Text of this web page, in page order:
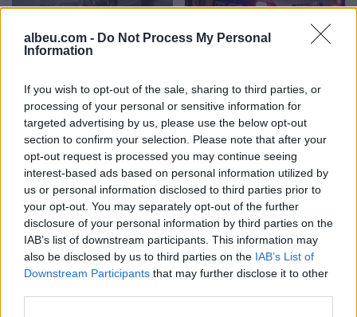
albeu.com - Do Not Process My Personal
Information
If you wish to opt-out of the sale, sharing to third parties, or
processing of your personal or sensitive information for
targeted advertising by us, please use the below opt-out
section to confirm your selection. Please note that after your
opt-out request is processed you may continue seeing
interest-based ads based on personal information utilized by
us or personal information disclosed to third parties prior to
your opt-out. You may separately opt-out of the further
disclosure of your personal information by third parties on the
IAB’s list of downstream participants. This information may
also be disclosed by us to third parties on the IAB’s List of
Downstream Participants that may further disclose it to other
Hyri me Jet Ski në
Zvërnec, gjobitet me 300
mijë lekë drejtuesi
vdes 38-vjeçari nga
Kosova
“Po ngrihet një ministri
paralele e Shëndetësisë”/
Këlliçi: Projektligji i
Video/ Shpërthimi në një
minibus në periferi të
Damaskut lë 2 të vdekur